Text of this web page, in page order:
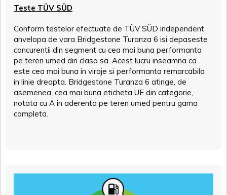
Teste TÜV SÜD
Conform testelor efectuate de TÜV SÜD independent,
anvelopa de vara Bridgestone Turanza 6 isi depaseste
concurentii din segment cu cea mai buna performanta
pe teren umed din clasa sa. Acest lucru inseamna ca
este cea mai buna in viraje si performanta remarcabila
in linie dreapta. Bridgestone Turanza 6 atinge, de
asemenea, cea mai buna eticheta UE din categorie,
notata cu A in aderenta pe teren umed pentru gama
completa.